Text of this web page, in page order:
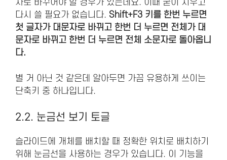
자로 바꾸어야 할 경우가 있는데요. 이때 굳이 지우고
다시 쓸 필요가 없습니다. Shift+F3 키를 한번 누르면
첫 글자가 대문자로 바뀌고 한번 더 누르면 전체가 대
문자로 바뀌고 한번 더 누르면 전체 소문자로 돌아옵니
다.
별 거 아닌 것 같은데 알아두면 가끔 유용하게 쓰이는
단축키 중 하나입니다.
2.2. 눈금선 보기 토글
슬라이드에 개체를 배치할 때 정확한 위치로 배치하기
위해 눈금선을 사용하는 경우가 있습니다. 이 기능을